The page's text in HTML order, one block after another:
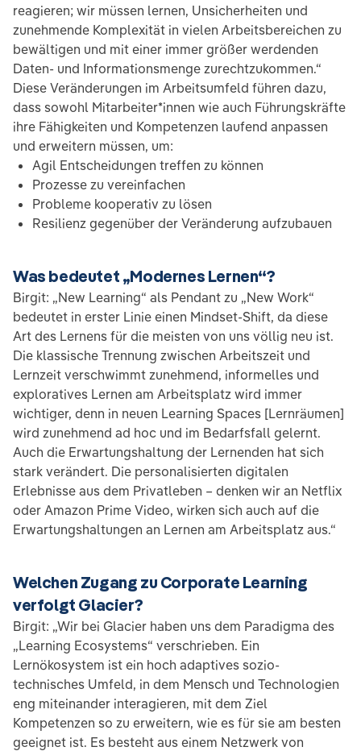
reagieren; wir müssen lernen, Unsicherheiten und
zunehmende Komplexität in vielen Arbeitsbereichen zu
bewältigen und mit einer immer größer werdenden
Daten- und Informationsmenge zurechtzukommen.“
Diese Veränderungen im Arbeitsumfeld führen dazu,
dass sowohl Mitarbeiter*innen wie auch Führungskräfte
ihre Fähigkeiten und Kompetenzen laufend anpassen
und erweitern müssen, um:
Agil Entscheidungen treffen zu können
Prozesse zu vereinfachen
Probleme kooperativ zu lösen
Resilienz gegenüber der Veränderung aufzubauen
Was bedeutet „Modernes Lernen“?
Birgit: „New Learning“ als Pendant zu „New Work“
bedeutet in erster Linie einen Mindset-Shift, da diese
Art des Lernens für die meisten von uns völlig neu ist.
Die klassische Trennung zwischen Arbeitszeit und
Lernzeit verschwimmt zunehmend, informelles und
exploratives Lernen am Arbeitsplatz wird immer
wichtiger, denn in neuen Learning Spaces [Lernräumen]
wird zunehmend ad hoc und im Bedarfsfall gelernt.
Auch die Erwartungshaltung der Lernenden hat sich
stark verändert. Die personalisierten digitalen
Erlebnisse aus dem Privatleben – denken wir an Netflix
oder Amazon Prime Video, wirken sich auch auf die
Erwartungshaltungen an Lernen am Arbeitsplatz aus.“
Welchen Zugang zu Corporate Learning
verfolgt Glacier?
Birgit: „Wir bei Glacier haben uns dem Paradigma des
„Learning Ecosystems“ verschrieben. Ein
Lernökosystem ist ein hoch adaptives sozio-
technisches Umfeld, in dem Mensch und Technologien
eng miteinander interagieren, mit dem Ziel
Kompetenzen so zu erweitern, wie es für sie am besten
geeignet ist. Es besteht aus einem Netzwerk von